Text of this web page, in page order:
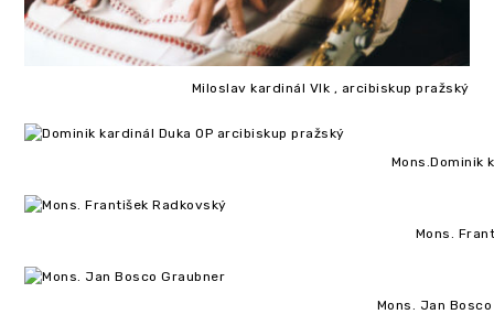
Miloslav kardinál Vlk , arcibiskup pražský
Mons.Dominik
Mons.
Mons. Jan